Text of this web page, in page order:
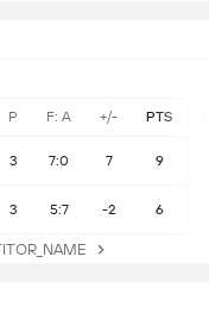
P F: A +/- PTS
3 7:0 7 9
3 5:7 -2 6